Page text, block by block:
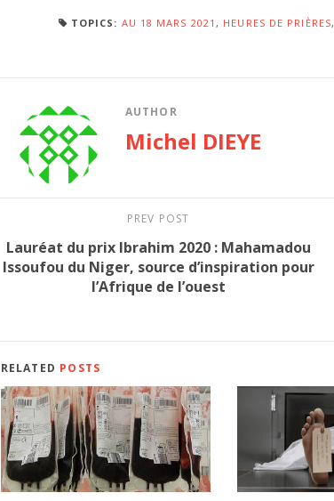
TOPICS: AU 18 MARS 2021, HEURES DE PRIÈRES,
AUTHOR
Michel DIEYE
PREV POST
Lauréat du prix Ibrahim 2020 : Mahamadou
Issoufou du Niger, source d’inspiration pour
l’Afrique de l’ouest
RELATED POSTS